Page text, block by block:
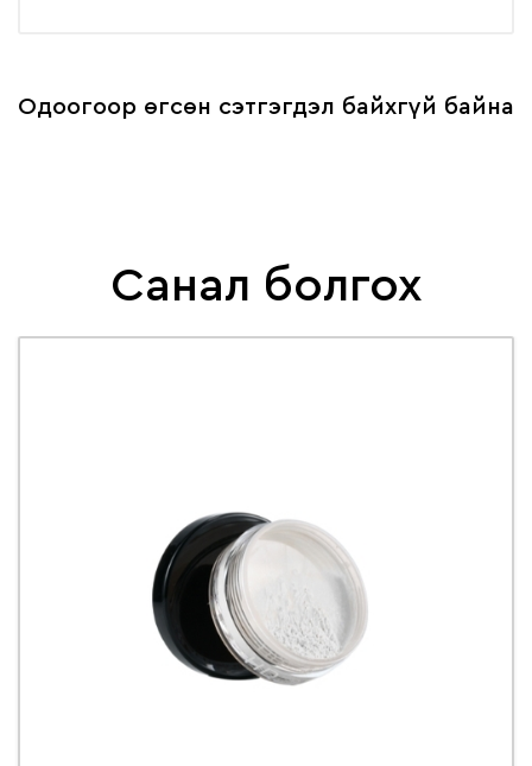
Одоогоор өгсөн сэтгэгдэл байхгүй байна
Санал болгох